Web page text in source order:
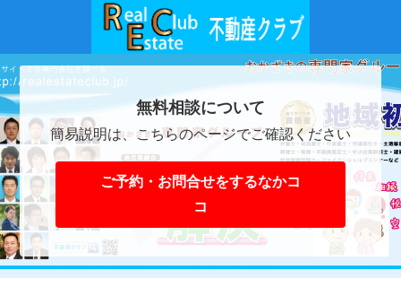
無料相談について
簡易説明は、こちらのページでご確認ください
ご予約・お問合せをするなかコ
コ